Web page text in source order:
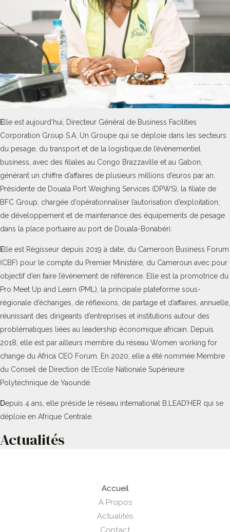
E lle est aujourd’hui, Directeur Général de Business Facilities
Corporation Group S.A. Un Groupe qui se déploie dans les secteurs
du pesage, du transport et de la logistique,de l’évènementiel
business, avec des filiales au Congo Brazzaville et au Gabon,
générant un chiffre d’affaires de plusieurs millions d’euros par an.
Présidente de Douala Port Weighing Services (DPWS), la filiale de
BFC Group, chargée d’opérationnaliser l’autorisation d’exploitation,
de développement et de maintenance des équipements de pesage
dans la place portuaire au port de Douala-Bonabéri.
E lle est Régisseur depuis 2019 à date, du Cameroon Business Forum
(CBF) pour le compte du Premier Ministère, du Cameroun avec pour
objectif d’en faire l’évènement de référence. Elle est la promotrice du
Pro Meet Up and Learn (PML), la principale plateforme sous-
régionale d’échanges, de réflexions, de partage et d’affaires, annuelle,
réunissant des dirigeants d’entreprises et institutions autour des
problématiques liées au leadership économique africain. Depuis
2018, elle est par ailleurs membre du réseau Women working for
change du Africa CEO Forum. En 2020, elle a été nommée Membre
du Conseil de Direction de l’Ecole Nationale Supérieure
Polytechnique de Yaoundé.
Depuis 4 ans, elle préside le réseau international B.LEAD’HER qui se
déploie en Afrique Centrale.
Actualités
Accueil
A Propos
Actualités
Contact